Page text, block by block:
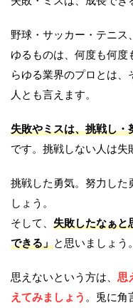
野球・サッカー・テニス
ゆるものは、何度も何
らゆる業界のプロとは
人とも言えます。
失敗やミスは、挑戦し・
です。挑戦しない人は失
挑戦した勇気。努力した
しょう。
そして、 失敗したなぁと
できる」と思いましょう。
思えないという方は、 思
えてみましょう 。兎に角